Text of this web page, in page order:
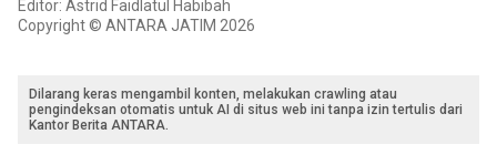
Editor: Astrid Faidlatul Habibah
Copyright © ANTARA JATIM 2026
Dilarang keras mengambil konten, melakukan crawling atau
pengindeksan otomatis untuk AI di situs web ini tanpa izin tertulis dari
Kantor Berita ANTARA.